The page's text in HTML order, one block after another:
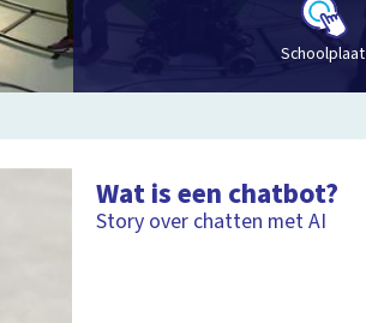
Schoolplaat
Wat is een chatbot?
Story over chatten met AI